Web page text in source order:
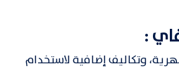
:
وتكاليف إضافية لاستخدام